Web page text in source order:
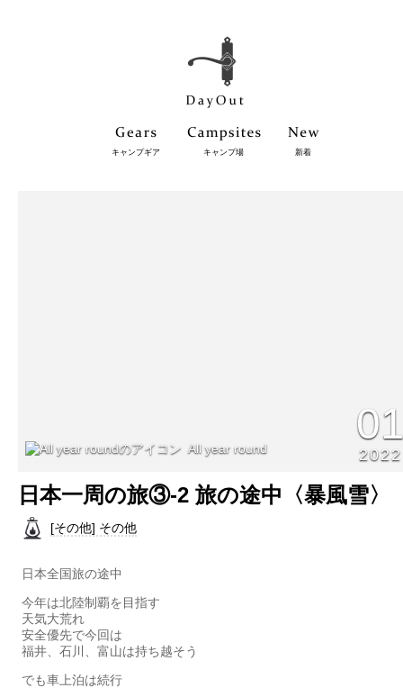
キャンプギア キャンプ場 新着
All year round 2022
日本一周の旅③-2 旅の途中〈暴風雪〉
[その他] その他
日本全国旅の途中
今年は北陸制覇を目指す
天気大荒れ
安全優先で今回は
福井、石川、富山は持ち越そう
でも車上泊は続行